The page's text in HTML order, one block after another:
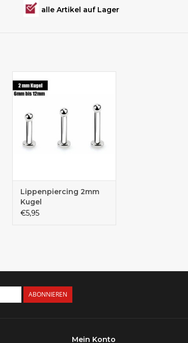
alle Artikel auf Lager
Lippenpiercing 2mm
Kugel
€5,95
ABONNIEREN
Mein Konto